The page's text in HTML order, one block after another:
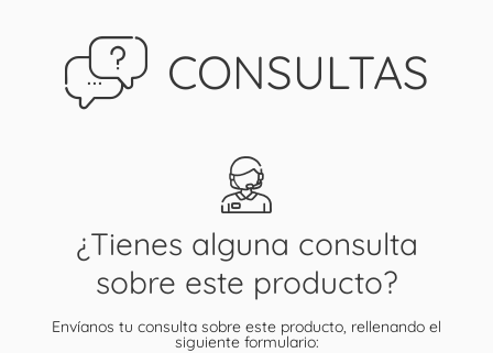
CONSULTAS
¿Tienes alguna consulta
sobre este producto?
Envíanos tu consulta sobre este producto, rellenando el
siguiente formulario: